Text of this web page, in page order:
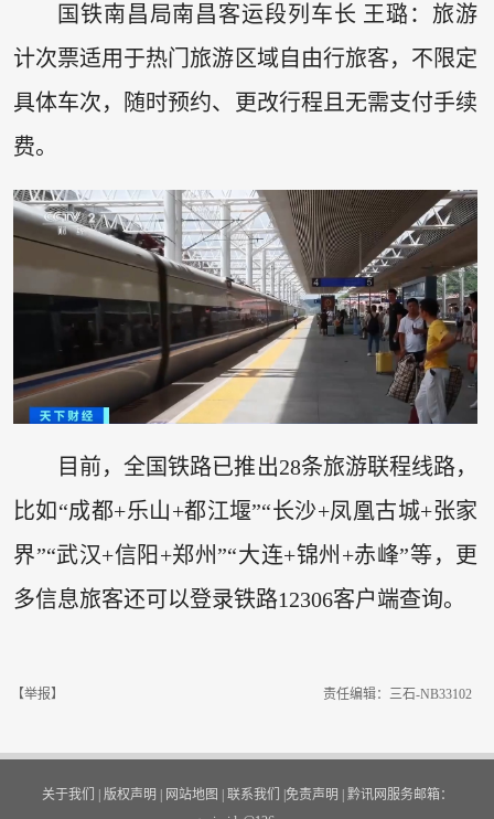
国铁南昌局南昌客运段列车长 王璐：旅游
计次票适用于热门旅游区域自由行旅客，不限定
具体车次，随时预约、更改行程且无需支付手续
费。
目前，全国铁路已推出28条旅游联程线路，
比如“成都+乐山+都江堰”“长沙+凤凰古城+张家
界”“武汉+信阳+郑州”“大连+锦州+赤峰”等，更
多信息旅客还可以登录铁路12306客户端查询。
【举报】 责任编辑：三石-NB33102
关于我们 | 版权声明 | 网站地图 | 联系我们 |免责声明 | 黔讯网服务邮箱：